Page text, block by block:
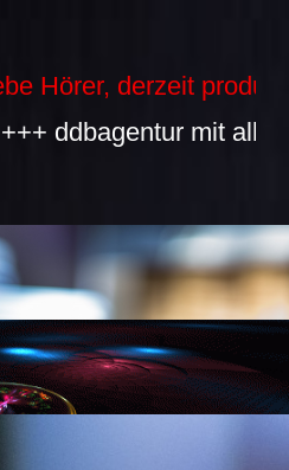
derzeit
ddbagentur mit allen